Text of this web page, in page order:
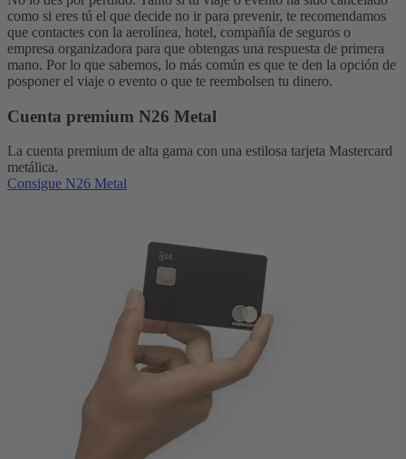
como si eres tú el que decide no ir para prevenir, te recomendamos
que contactes con la aerolínea, hotel, compañía de seguros o
empresa organizadora para que obtengas una respuesta de primera
mano. Por lo que sabemos, lo más común es que te den la opción de
posponer el viaje o evento o que te reembolsen tu dinero.
Cuenta premium N26 Metal
La cuenta premium de alta gama con una estilosa tarjeta Mastercard
metálica.
Consigue N26 Metal